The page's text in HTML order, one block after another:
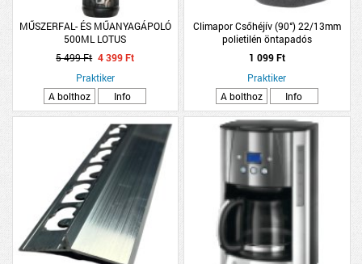
MŰSZERFAL- ÉS MŰANYAGÁPOLÓ
500ML LOTUS
5 499 Ft 4 399 Ft
Praktiker
A bolthoz
Info
Climapor Csőhéjív (90°) 22/13mm
polietilén öntapadós
1 099 Ft
Praktiker
A bolthoz
Info